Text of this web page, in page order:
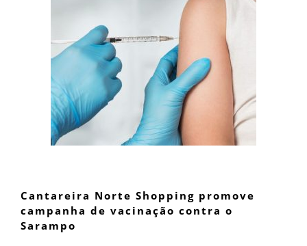
Cantareira Norte Shopping promove
campanha de vacinação contra o
Sarampo